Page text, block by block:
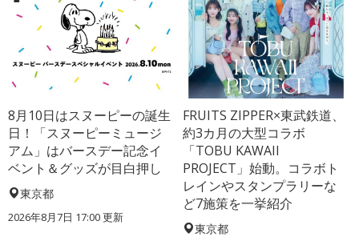
8月10日はスヌーピーの誕生
日！「スヌーピーミュージ
アム」はバースデー記念イ
ベント＆グッズが目白押し
東京都
2026年8月7日 17:00更新
FRUITS ZIPPER×東武鉄道、
約3カ月の大型コラボ
「TOBU KAWAII
PROJECT」始動。コラボト
レインやスタンプラリーな
ど7施策を一挙紹介
東京都